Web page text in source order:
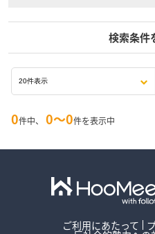
検索条件
0件中、 0〜0件を表示中
ご利用にあたって